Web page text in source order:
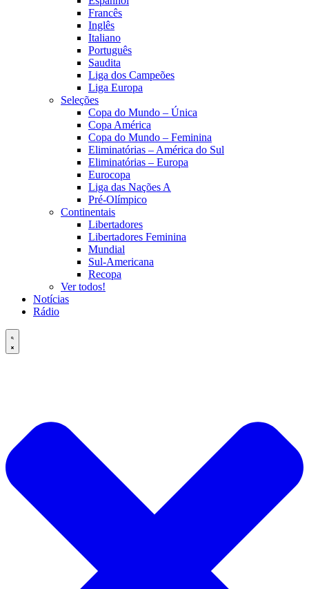
Francês
Inglês
Italiano
Português
Saudita
Liga dos Campeões
Liga Europa
Seleções
Copa do Mundo – Única
Copa América
Copa do Mundo – Feminina
Eliminatórias – América do Sul
Eliminatórias – Europa
Eurocopa
Liga das Nações A
Pré-Olímpico
Continentais
Libertadores
Libertadores Feminina
Mundial
Sul-Americana
Recopa
Ver todos!
Notícias
Rádio